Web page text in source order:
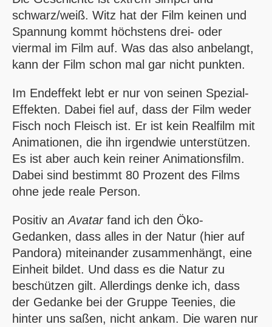
schwarz/weiß. Witz hat der Film keinen und
Spannung kommt höchstens drei- oder
viermal im Film auf. Was das also anbelangt,
kann der Film schon mal gar nicht punkten.
Im Endeffekt lebt er nur von seinen Spezial-
Effekten. Dabei fiel auf, dass der Film weder
Fisch noch Fleisch ist. Er ist kein Realfilm mit
Animationen, die ihn irgendwie unterstützen.
Es ist aber auch kein reiner Animationsfilm.
Dabei sind bestimmt 80 Prozent des Films
ohne jede reale Person.
Positiv anAvatarfand ich den Öko-
Gedanken, dass alles in der Natur (hier auf
Pandora) miteinander zusammenhängt, eine
Einheit bildet. Und dass es die Natur zu
beschützen gilt. Allerdings denke ich, dass
der Gedanke bei der Gruppe Teenies, die
hinter uns saßen, nicht ankam. Die waren nur